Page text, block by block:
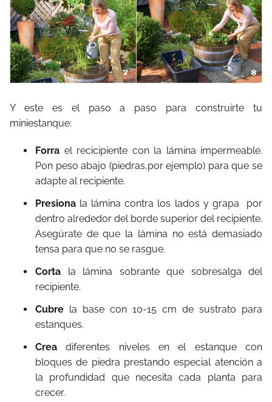
Y este es el paso a paso para construirte tu
miniestanque:
Forra el recicipiente con la lámina impermeable.
Pon peso abajo (piedras,por ejemplo) para que se
adapte al recipiente.
Presiona la lámina contra los lados y grapa por
dentro alrededor del borde superior del recipiente.
Asegúrate de que la lámina no está demasiado
tensa para que no se rasgue.
Corta la lámina sobrante que sobresalga del
recipiente.
Cubre la base con 10-15 cm de sustrato para
estanques.
Creadiferentes niveles en el estanque con
bloques de piedra prestando especial atención a
la profundidad que necesita cada planta para
crecer.